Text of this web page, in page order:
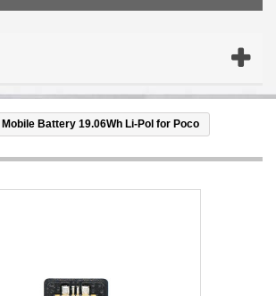
Battery 19.06Wh Li-Pol for Poco